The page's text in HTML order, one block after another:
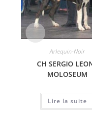
Arlequin-Noir
CH SERGIO
MOLOSEUM
Lire la suite